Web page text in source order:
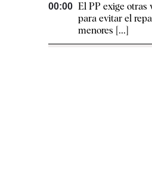
00:00 El PP exige otras
para evitar el
menores [...]